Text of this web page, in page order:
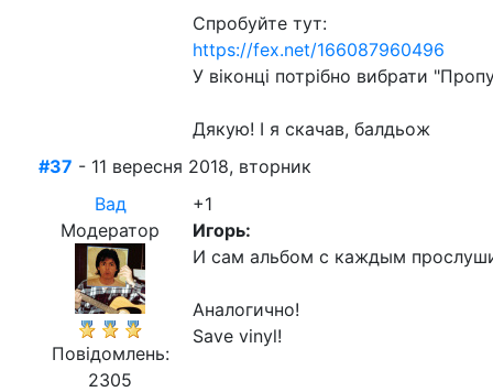
Спробуйте тут:
https://fex.net/166087960496
У віконці потрібно вибрати
Дякую! І я скачав, балдьож
#37 - 11 вересня 2018, вторник
Вад
Модератор
Повідомлень:
2305
+1
Игорь:
И сам альбом с каждым
Аналогично!
Save vinyl!